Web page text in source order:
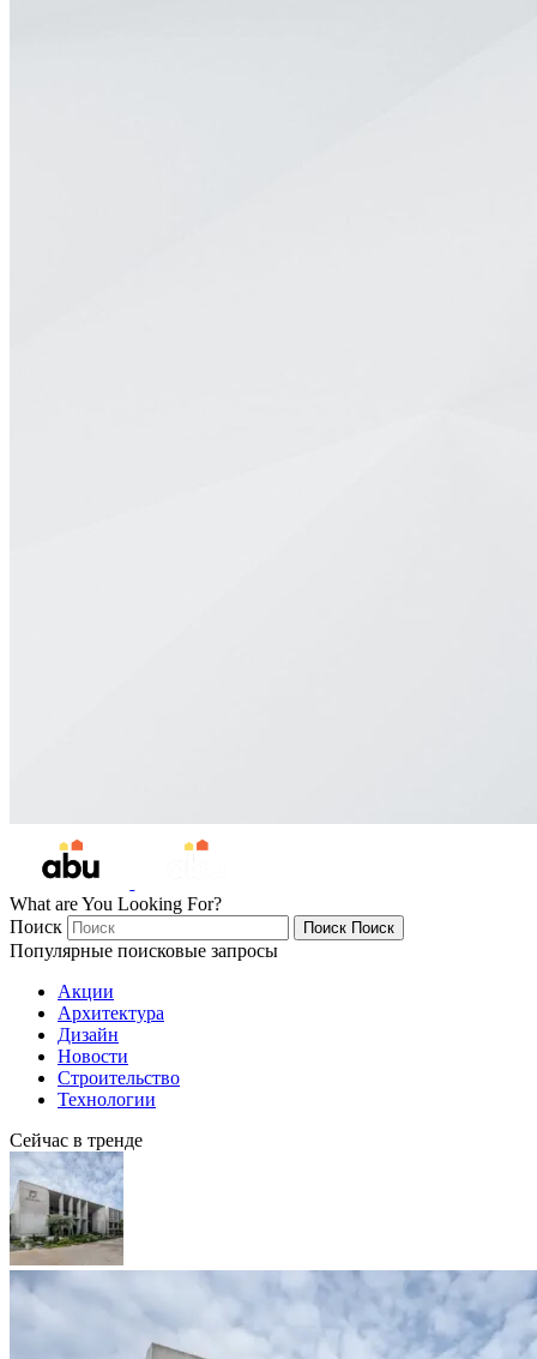
What are You Looking For?
Поиск
Поиск Поиск
Популярные поисковые запросы
Акции
Архитектура
Дизайн
Новости
Строительство
Технологии
Сейчас в тренде